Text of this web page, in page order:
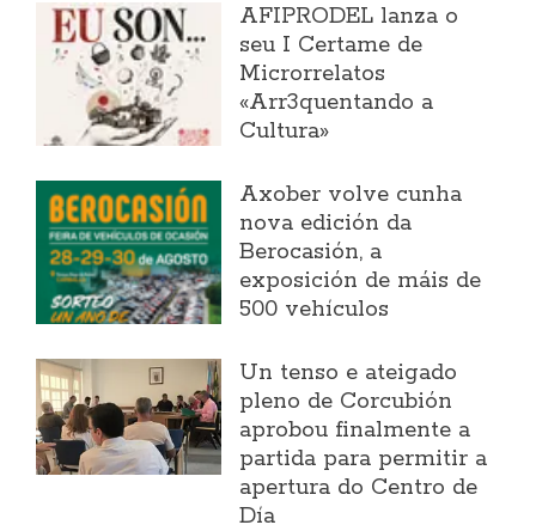
AFIPRODEL lanza o
seu I Certame de
Microrrelatos
«Arr3quentando a
Cultura»
Axober volve cunha
nova edición da
Berocasión, a
exposición de máis de
500 vehículos
Un tenso e ateigado
pleno de Corcubión
aprobou finalmente a
partida para permitir a
apertura do Centro de
Día